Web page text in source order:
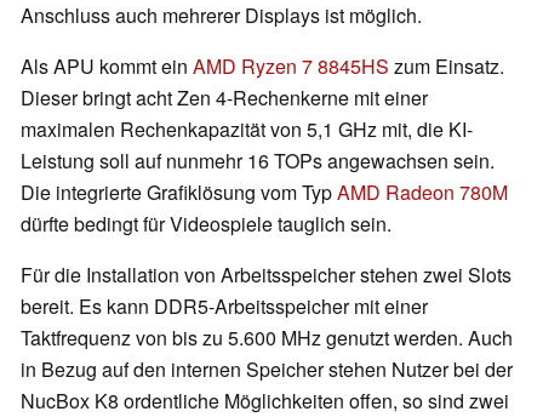
Anschluss auch mehrerer Displays ist möglich.
Als APU kommt ein AMD Ryzen 7 8845HS zum Einsatz.
Dieser bringt acht Zen 4-Rechenkerne mit einer
maximalen Rechenkapazität von 5,1 GHz mit, die KI-
Leistung soll auf nunmehr 16 TOPs angewachsen sein.
Die integrierte Grafiklösung vom TypAMD Radeon 780M
dürfte bedingt für Videospiele tauglich sein.
Für die Installation von Arbeitsspeicher stehen zwei Slots
bereit. Es kann DDR5-Arbeitsspeicher mit einer
Taktfrequenz von bis zu 5.600 MHz genutzt werden. Auch
in Bezug auf den internen Speicher stehen Nutzer bei der
NucBox K8 ordentliche Möglichkeiten offen, so sind zwei